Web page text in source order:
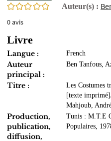
0/5
0avis
Auteur(s) :
Livre
Langue : French
Auteur
principal :
Ben Tanfous,
Titre :
Les Costumes
[texte
Mahjoub,
Production,
publication,
diffusion,
Tunis : M.T.E
Populaires,